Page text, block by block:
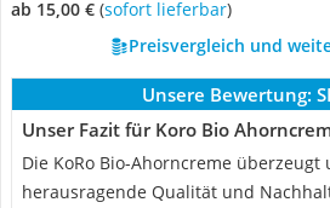
ab 15,00 € ( Sofort lieferbar)
Preisvergleich und
Unsere Bewertung:
Unser Fazit für Koro Bio
Die KoRo Bio-Ahorncreme
herausragende Qualität und